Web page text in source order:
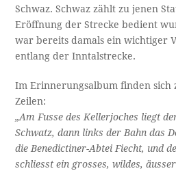
Schwaz. Schwaz zählt zu jenen
Eröffnung der Strecke bedient
war bereits damals ein wichtiger
entlang der Inntalstrecke.
Im Erinnerungsalbum finden sich
Zeilen:
„Am Fusse des Kellerjoches liegt
Schwatz, dann links der Bahn das
die Benedictiner-Abtei Fiecht, und
schliesst ein grosses, wildes,